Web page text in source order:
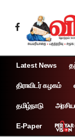
Latest News
திராவிடர் கழகம்
தமிழ்நாடு
E-Paper